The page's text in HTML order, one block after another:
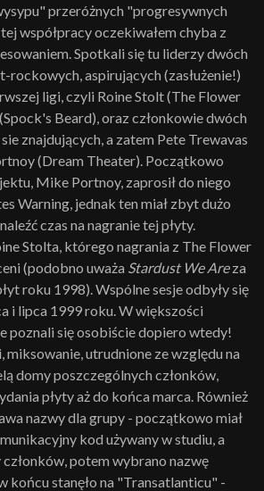
przeróżnych "progresywnych
współpracy oczekiwałem chyba z
Spotkali się tu liderzy dwóch
rockowych, aspirujących (zasłużenie!)
ligi, czyli Roine Stolt (The Flower
Beard), oraz członkowie dwóch
znajdujących, a zatem Pete Trewavas
(Dream Theater). Początkowo
Mike Portnoy, zaprosił do niego
Warning, jednak ten miał zbyt dużo
czas na nagranie tej płyty.
Stolta, którego nagrania z The Flower
(podobno uważa Stardust We Areza
roku 1998). Wspólne sesje odbyły się
i lipca 1999 roku. W większości
poznali się osobiście dopiero wtedy!
miksowanie, utrudnione ze względu na
domy poszczególnych członków,
płyty aż do końca marca. Również
nazwy dla grupy - początkowo miał
kod używany w studiu, a
członków, potem wybrano nazwę
końcu stanęło na "Transatlanticu" -